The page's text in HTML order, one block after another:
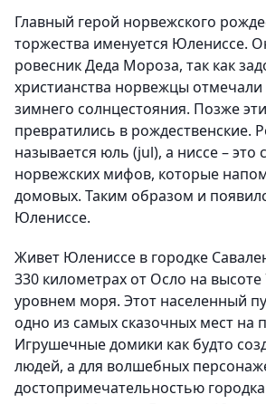
Главный герой норвежского
торжества именуется Юлениссе.
ровесник Деда Мороза, так как
христианства норвежцы отмечали
зимнего солнцестояния. Позже
превратились в рождественские.
называется юль (jul), а ниссе – это
норвежских мифов, которые
домовых. Таким образом и
Юлениссе.
Живет Юлениссе в городке
330 километрах от Осло на
уровнем моря. Этот населенный
одно из самых сказочных мест на
Игрушечные домики как будто
людей, а для волшебных
достопримечательностью